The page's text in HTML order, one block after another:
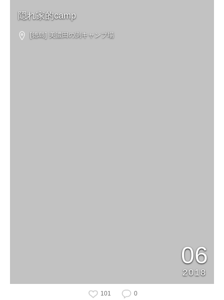
隠れ家的camp
[徳島] 美濃田の渕キャンプ場
06
2018
101 0